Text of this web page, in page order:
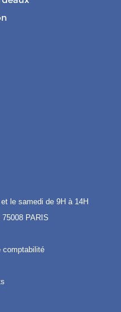
le samedi de 9H à 14H
PARIS
comptabilité